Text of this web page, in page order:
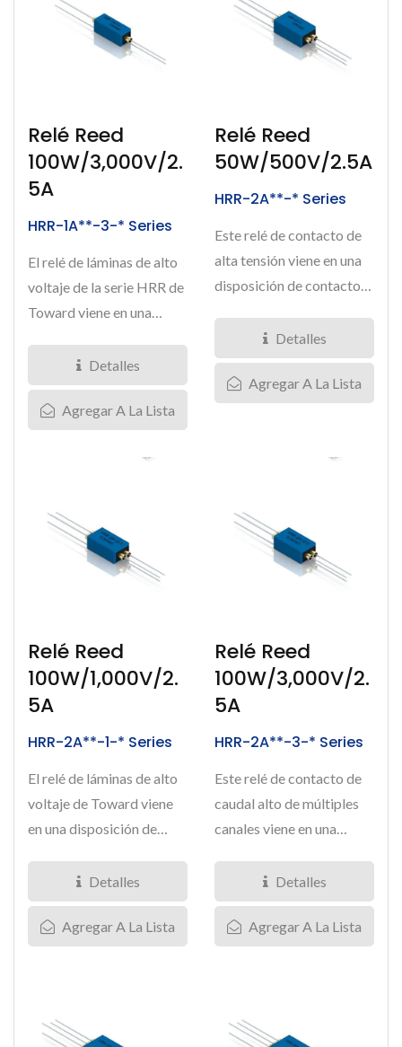
Relé Reed
100W/3,000V/2.
5A
HRR-1A**-3-* Series
El relé de láminas de alto
voltaje de la serie HRR de
Toward viene en una
Detalles
Agregar A La Lista
Relé Reed
50W/500V/2.5A
HRR-2A**-* Series
Este relé de contacto de
alta tensión viene en una
disposición de contacto
Detalles
Agregar A La Lista
Relé Reed
100W/1,000V/2.
5A
HRR-2A**-1-* Series
El relé de láminas de alto
voltaje de Toward viene
en una disposición de
Detalles
Agregar A La Lista
Relé Reed
100W/3,000V/2.
5A
HRR-2A**-3-* Series
Este relé de contacto de
caudal alto de múltiples
canales viene en una
Detalles
Agregar A La Lista